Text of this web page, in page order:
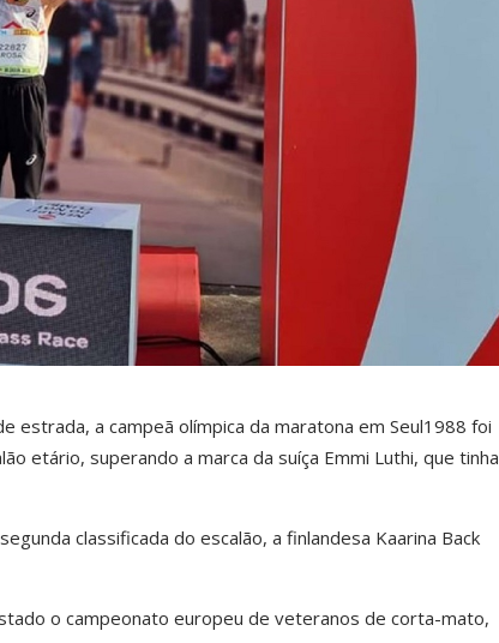
estrada, a campeã olímpica da maratona em Seul1988 foi
etário, superando a marca da suíça Emmi Luthi, que tinha
classificada do escalão, a finlandesa Kaarina Back
o campeonato europeu de veteranos de corta-mato,